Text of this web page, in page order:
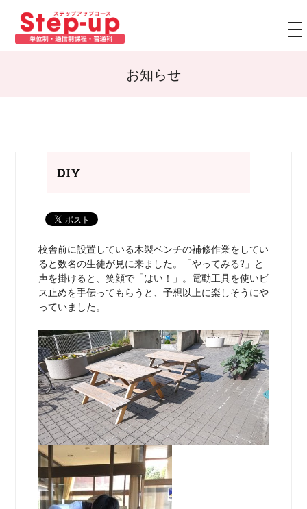
お知らせ
DIY
校舎前に設置している木製ベンチの補修作業をしてい
ると数名の生徒が見に来ました。「やってみる?」と
声を掛けると、笑顔で「はい！」。電動工具を使いビ
ス止めを手伝ってもらうと、予想以上に楽しそうにや
っていました。